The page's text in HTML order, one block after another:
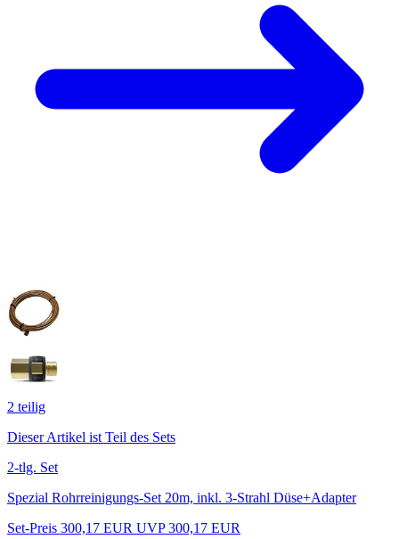
2 teilig
Dieser Artikel ist Teil des Sets
2-tlg. Set
Spezial Rohrreinigungs-Set 20m, inkl. 3-Strahl Düse+Adapter
Set-Preis 300,17 EUR UVP 300,17 EUR